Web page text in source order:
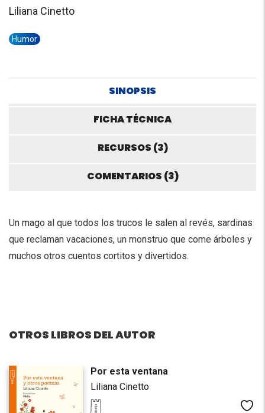
Liliana Cinetto
Humor
SINOPSIS
FICHA TÉCNICA
RECURSOS (3)
COMENTARIOS (3)
Un mago al que todos los trucos le salen al revés, sardinas
que reclaman vacaciones, un monstruo que come árboles y
muchos otros cuentos cortitos y divertidos.
OTROS LIBROS DEL AUTOR
Por esta ventana
Liliana Cinetto